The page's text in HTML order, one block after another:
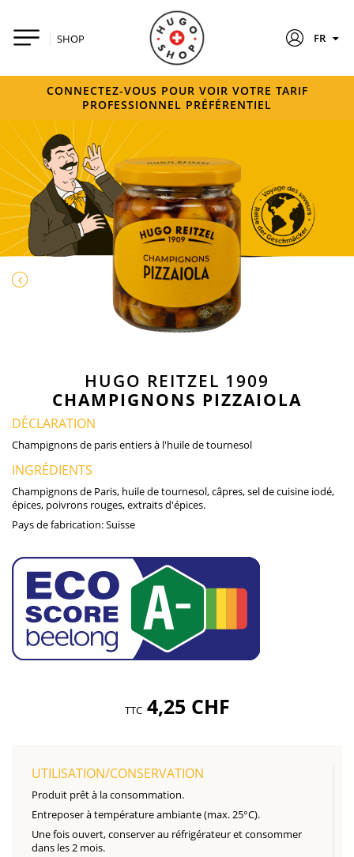
SHOP FR
CONNECTEZ-VOUS POUR VOIR VOTRE TARIF
PROFESSIONNEL PRÉFÉRENTIEL
HUGO REITZEL 1909
CHAMPIGNONS PIZZAIOLA
DÉCLARATION
Champignons de paris entiers à l'huile de tournesol
INGRÉDIENTS
Champignons de Paris, huile de tournesol, câpres, sel de cuisine iodé,
épices, poivrons rouges, extraits d'épices.
Pays de fabrication:Suisse
TTC 4,25 CHF
UTILISATION/CONSERVATION
Produit prêt à la consommation.
Entreposer à température ambiante (max. 25°C).
Une fois ouvert, conserver au réfrigérateur et consommer
dans les 2 mois.